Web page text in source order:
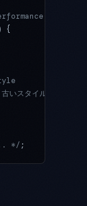
{
いスタイルで記述され
*/ ;